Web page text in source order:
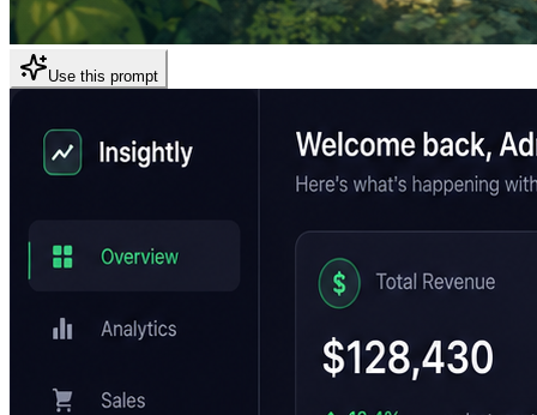
Use this prompt